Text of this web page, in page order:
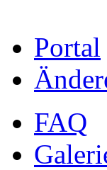
Portal
FAQ